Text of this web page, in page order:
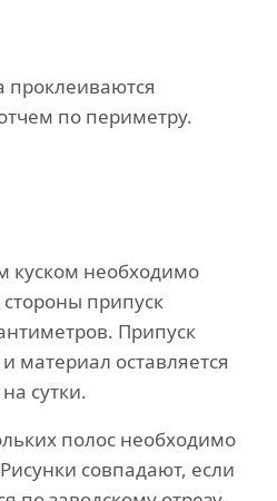
проклеиваются
по периметру.
куском необходимо
припуск
Припуск
материал оставляется
сутки.
полос необходимо
совпадают, если